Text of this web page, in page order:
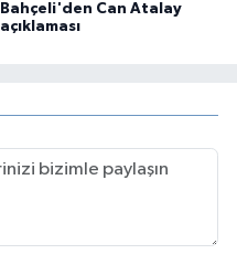
Bahçeli'den Can Atalay
açıklaması